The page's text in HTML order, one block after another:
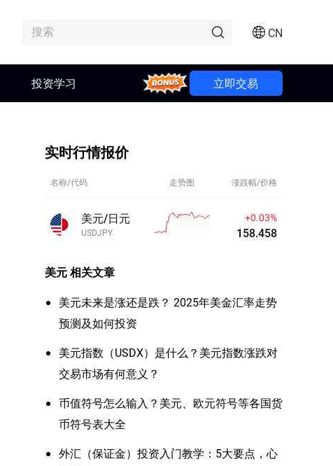
CN
投资学习 Bonus 立即交易
实时行情报价
名称/代码 走势图 涨跌幅/价格
美元/日元
USDJPY
+0.03%
158.458
美元相关文章
美元未来是涨还是跌？ 2025年美金汇率走势
预测及如何投资
美元指数（USDX）是什么？美元指数涨跌对
交易市场有何意义？
币值符号怎么输入？美元、欧元符号等各国货
币符号表大全
外汇（保证金）投资入门教学：5大要点，心